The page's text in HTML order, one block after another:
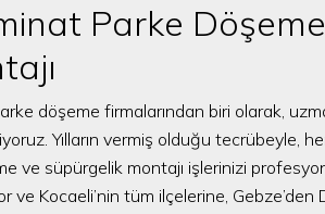
Parke
döşeme firmalarından biri olarak,
Yılların vermiş olduğu tecrübeyle,
ve süpürgelik montajı işlerinizi
Kocaeli’nin tüm ilçelerine, Gebze’den